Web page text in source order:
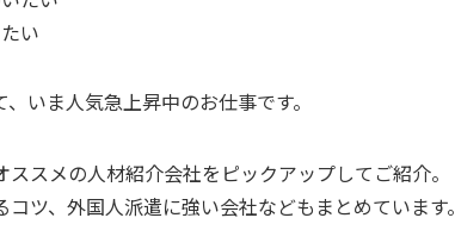
い
いま人気急上昇中のお仕事です。
ススメの人材紹介会社をピックアップしてご紹介。
ツ、外国人派遣に強い会社などもまとめています。